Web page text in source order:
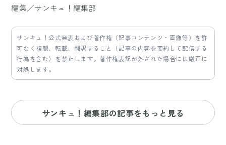
編集／サンキュ！編集部
サンキュ！公式発表および著作権（記事コンテンツ・画像等）を許
可なく複製、転載、翻訳すること（記事の内容を要約して配信する
行為を含む）を禁止します。著作権表記が外された場合には厳正に
対処します。
サンキュ！編集部の記事をもっと見る